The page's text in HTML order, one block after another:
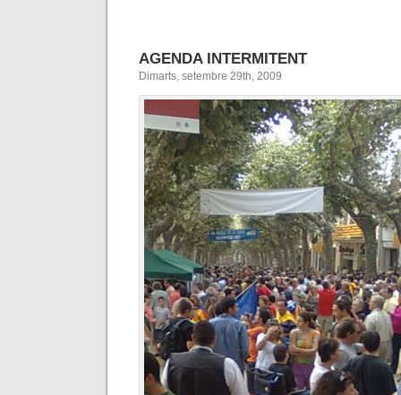
AGENDA INTERMITENT
Dimarts, setembre 29th, 2009